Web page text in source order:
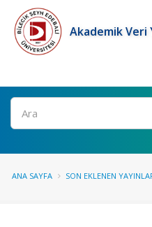
Akademik Veri
Ara
ANA SAYFA SON EKLENEN